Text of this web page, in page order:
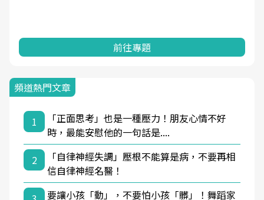
前往專題
頻道熱門文章
1
「正面思考」也是一種壓力！朋友心情不好
時，最能安慰他的一句話是....
2
「自律神經失調」壓根不能算是病，不要再相
信自律神經名醫！
要讓小孩「動」，不要怕小孩「髒」！舞蹈家